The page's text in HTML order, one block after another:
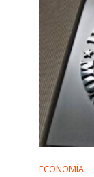
ECONOMÍA